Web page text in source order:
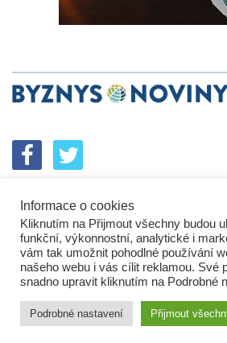
SPOLUPRÁCE PODPORA
ENERGETICKÝ SROVNÁVAČ
PROBLÉMY FIREM
KOMUNIKAČNÍ
NEJHORŠÍ FIRMY
NEJLEPŠÍ FIRMY
SROVNÁVAČ
DEVELOPERSKÁ DYSTOPIE
TECH&VĚDA
POLITIKA
HROMADNÝ ŽALOBCE
BUSINESS DAILY
Informace o cookies
Kliknutím na Přijmout všechny budou
funkční, výkonnostní, analytické i
vám tak umožnit pohodlné používání
našeho webu i vás cílit reklamou. Své
snadno upravit kliknutím na Podrobné
Podrobné nastavení Přijmout